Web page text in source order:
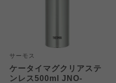
サーモス
ケータイマグクリアステ
ンレス500ml JNO-